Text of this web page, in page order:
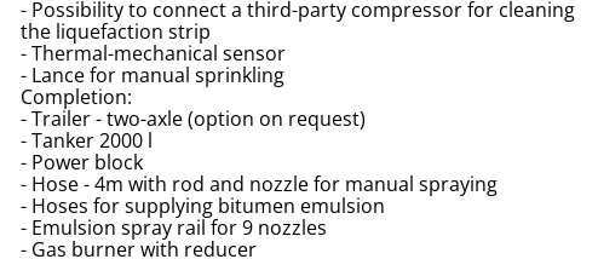
- Possibility to connect a third-party compressor for cleaning
the liquefaction strip
- Thermal-mechanical sensor
- Lance for manual sprinkling
Completion:
- Trailer - two-axle (option on request)
- Tanker 2000 l
- Power block
- Hose - 4m with rod and nozzle for manual spraying
- Hoses for supplying bitumen emulsion
- Emulsion spray rail for 9 nozzles
- Gas burner with reducer